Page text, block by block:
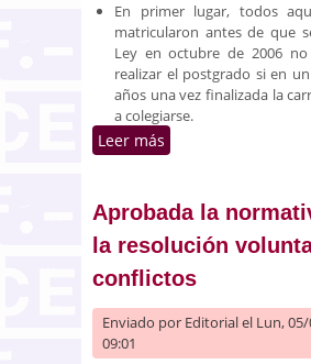
En primer lugar, todos
matricularon antes de que
Ley en octubre de 2006
realizar el postgrado si en
años una vez finalizada la
a colegiarse.
Leer más
Aprobada la
la resolución
conflictos
Enviado por Editorialel Lun,
09:01